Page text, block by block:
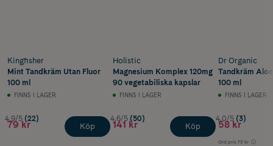
Kingfisher
Mint Tandkräm Utan Fluor
100 ml
FINNS I LAGER
4.9/5 (22)
79 kr Köp
Holistic
Magnesium Komplex 120mg
90 vegetabiliska kapslar
FINNS I LAGER
4.6/5 (50)
141 kr Köp
Dr Organic
Tandkräm
100 ml
FINNS I LAGER
4.0/5 (3)
58 kr
Ord.pris 73 kr